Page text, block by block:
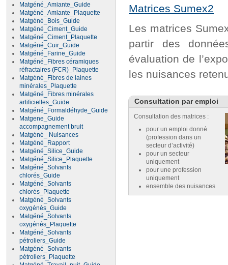
Matgéné_Amiante_Guide
Matgéné_Amiante_Plaquette
Matgéné_Bois_Guide
Matgéné_Ciment_Guide
Matgéné_Ciment_Plaquette
Matgéné_Cuir_Guide
Matgéné_Farine_Guide
Matgéné_Fibres céramiques
réfractaires (FCR)_Plaquette
Matgéné_Fibres de laines
minérales_Plaquette
Matgéné_Fibres minérales
artificielles_Guide
Matgéné_Formaldéhyde_Guide
Matgene_Guide
accompagnement bruit
Matgéné_ Nuisances
Matgéné_Rapport
Matgéné_Silice_Guide
Matgéné_Silice_Plaquette
Matgéné_Solvants
chlorés_Guide
Matgéné_Solvants
chlorés_Plaquette
Matgéné_Solvants
oxygénés_Guide
Matgéné_Solvants
oxygénés_Plaquette
Matgéné_Solvants
pétroliers_Guide
Matgéné_Solvants
pétroliers_Plaquette
Matrices Sumex2
Les matrices
partir des
évaluation de
les nuisances
Consultation par emploi
Consultation des matrices :
pour un emploi donné
(profession dans un
secteur d’activité)
pour un secteur
uniquement
pour une profession
uniquement
ensemble des nuisances